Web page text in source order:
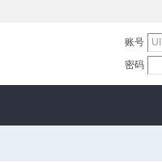
账号
密码